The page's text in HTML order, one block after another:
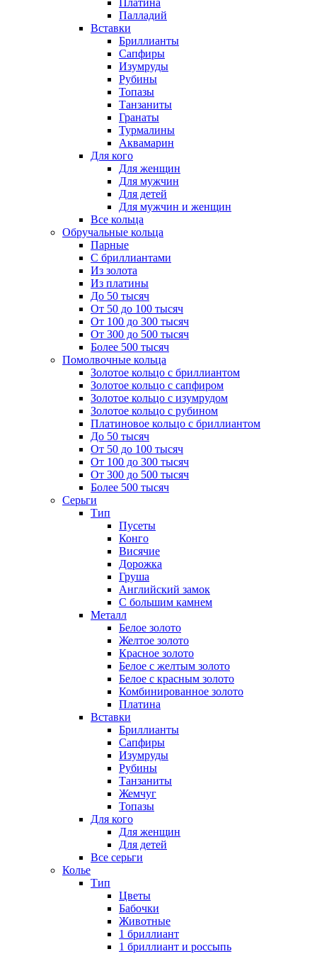
Платина
Палладий
Вставки
Бриллианты
Сапфиры
Изумруды
Рубины
Топазы
Танзаниты
Гранаты
Турмалины
Аквамарин
Для кого
Для женщин
Для мужчин
Для детей
Для мужчин и женщин
Все кольца
Обручальные кольца
Парные
С бриллиантами
Из золота
Из платины
До 50 тысяч
От 50 до 100 тысяч
От 100 до 300 тысяч
От 300 до 500 тысяч
Более 500 тысяч
Помолвочные кольца
Золотое кольцо с бриллиантом
Золотое кольцо с сапфиром
Золотое кольцо с изумрудом
Золотое кольцо с рубином
Платиновое кольцо с бриллиантом
До 50 тысяч
От 50 до 100 тысяч
От 100 до 300 тысяч
От 300 до 500 тысяч
Более 500 тысяч
Серьги
Тип
Пусеты
Конго
Висячие
Дорожка
Груша
Английский замок
С большим камнем
Металл
Белое золото
Желтое золото
Красное золото
Белое с желтым золото
Белое с красным золото
Комбинированное золото
Платина
Вставки
Бриллианты
Сапфиры
Изумруды
Рубины
Танзаниты
Жемчуг
Топазы
Для кого
Для женщин
Для детей
Все серьги
Колье
Тип
Цветы
Бабочки
Животные
1 бриллиант
1 бриллиант и россыпь